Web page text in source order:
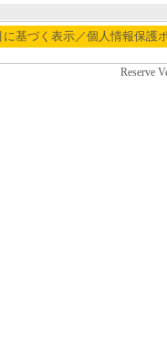
に基づく表示／個人情報保護
Reserve